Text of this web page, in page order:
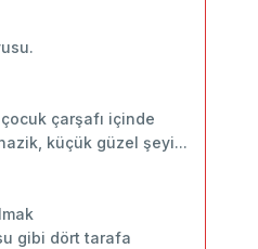
çarşafı içinde
küçük güzel şeyi...
su gibi dört tarafa